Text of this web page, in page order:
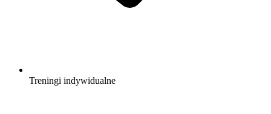
Treningi indywidualne